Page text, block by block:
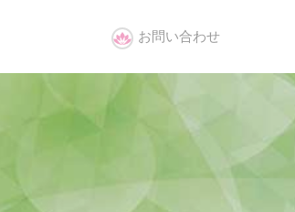
お問い合わせ